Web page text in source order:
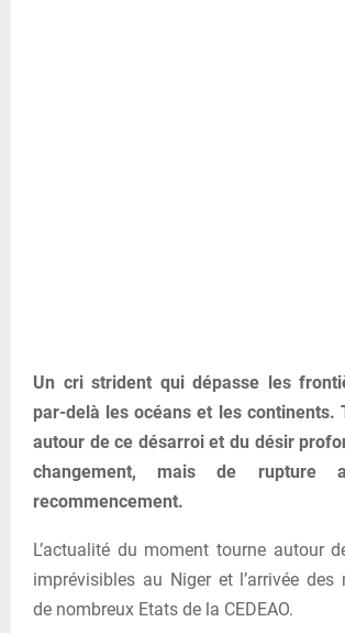
Un cri strident qui dépasse les
par-delà les océans et les continents.
autour de ce désarroi et du désir
changement, mais de rupture
recommencement.
L’actualité du moment tourne autour
imprévisibles au Niger et l’arrivée
de nombreux Etats de la CEDEAO.